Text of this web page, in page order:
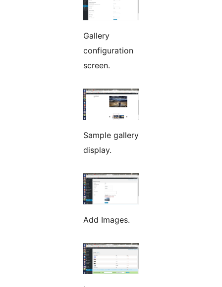
Gallery
configuration
screen.
Sample gallery
display.
Add Images.